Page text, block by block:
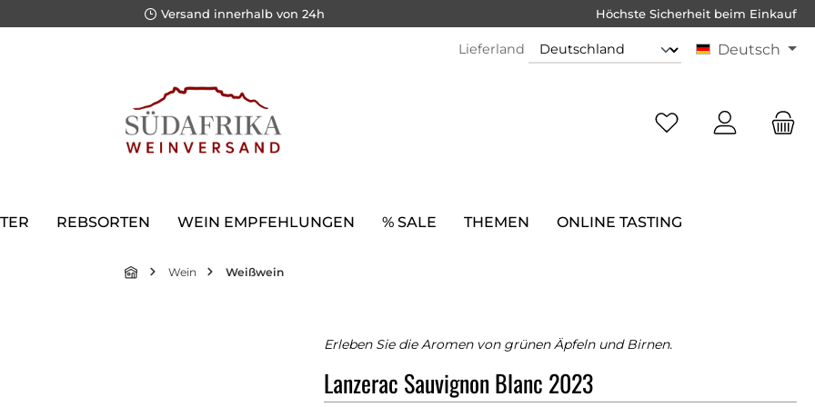
Versand innerhalb von 24h Höchste Sicherheit beim Einkauf
Lieferland Deutsch
REBSORTEN WEIN EMPFEHLUNGEN % SALE THEMEN ONLINE TASTING
Wein Weißwein
Erleben Sie die Aromen von grünen Äpfeln und Birnen.
Lanzerac Sauvignon Blanc 2023